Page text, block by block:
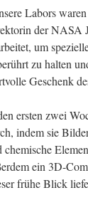
Labors
der NASA
um
zu halten
Geschenk
ersten zwei
indem sie
chemische
ein 3D-
frühe Blick